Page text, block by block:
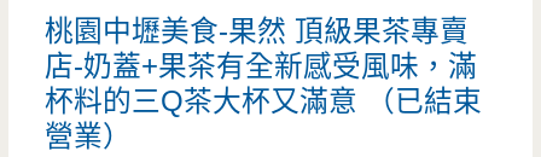
就
有
韓
粉
粿
好
桃園中壢美食-果然 頂級果茶專賣
店-奶蓋+果茶有全新感受風味，滿
杯料的三Q茶大杯又滿意 （已結束
營業）